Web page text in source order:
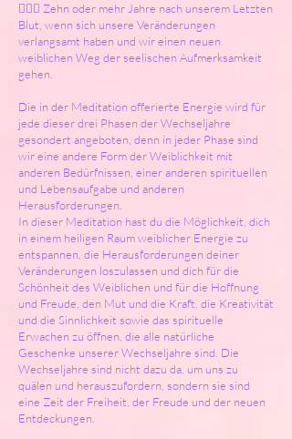
🧙🏻‍♀️ Zehn oder mehr Jahre nach unserem Letzten
Blut, wenn sich unsere Veränderungen
verlangsamt haben und wir einen neuen
weiblichen Weg der seelischen Aufmerksamkeit
gehen.
Die in der Meditation offerierte Energie wird für
jede dieser drei Phasen der Wechseljahre
gesondert angeboten, denn in jeder Phase sind
wir eine andere Form der Weiblichkeit mit
anderen Bedürfnissen, einer anderen spirituellen
und Lebensaufgabe und anderen
Herausforderungen.
In dieser Meditation hast du die Möglichkeit, dich
in einem heiligen Raum weiblicher Energie zu
entspannen, die Herausforderungen deiner
Veränderungen loszulassen und dich für die
Schönheit des Weiblichen und für die Hoffnung
und Freude, den Mut und die Kraft, die Kreativität
und die Sinnlichkeit sowie das spirituelle
Erwachen zu öffnen, die alle natürliche
Geschenke unserer Wechseljahre sind. Die
Wechseljahre sind nicht dazu da, um uns zu
quälen und herauszufordern, sondern sie sind
eine Zeit der Freiheit, der Freude und der neuen
Entdeckungen.